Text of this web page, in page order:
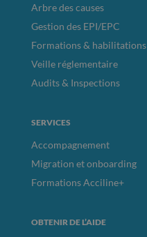
Arbre des causes
Gestion des EPI/EPC
Formations & habilitations
Veille réglementaire
Audits & Inspections
SERVICES
Accompagnement
Migration et onboarding
Formations Acciline+
OBTENIR DE L’AIDE